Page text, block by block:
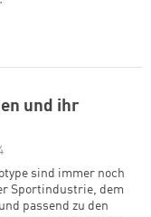
und ihr
sind immer noch
Sportindustrie, dem
passend zu den